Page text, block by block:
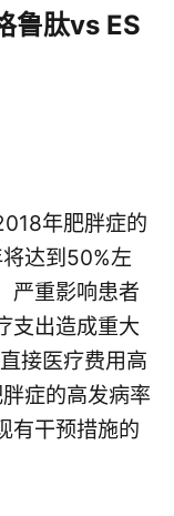
鲁肽vs ES
年肥胖症的
达到50%左
严重影响患者
支出造成重大
接医疗费用高
症的高发病率
有干预措施的